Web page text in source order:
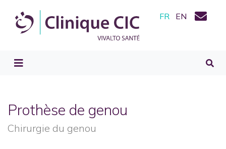
FR EN
Prothèse de genou
Chirurgie du genou